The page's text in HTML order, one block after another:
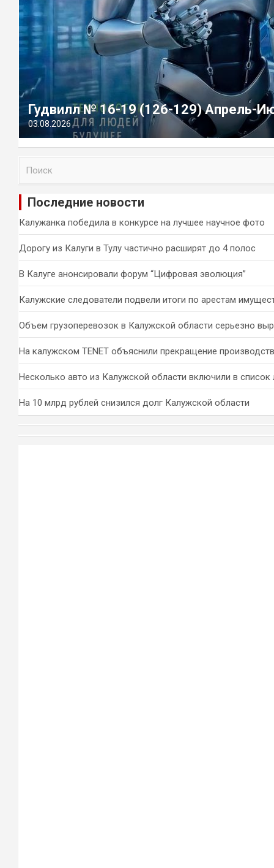
Гудвилл № 16-19 (126-129) Апрель-
03.08.2026
и
Последние новости
Калужанка победила в конкурсе на лучшее научное фото
Дорогу из Калуги в Тулу частично расширят до 4 полос
В Калуге анонсировали форум “Цифровая эволюция”
Калужские следователи подвели итоги по арестам
Объем грузоперевозок в Калужской области серьезно
На калужском TENET объяснили прекращение
Несколько авто из Калужской области включили в список
На 10 млрд рублей снизился долг Калужской области